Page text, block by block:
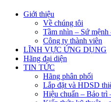
Giới thiệu
Về chúng tôi
Tầm nhìn – Sứ
Công ty thành viên
LĨNH VỰC ỨNG DỤNG
Hãng đại diện
TIN TỨC
Hãng phân phối
Lắp đặt và HDSD
Hiệu chuẩn – Bảo trì